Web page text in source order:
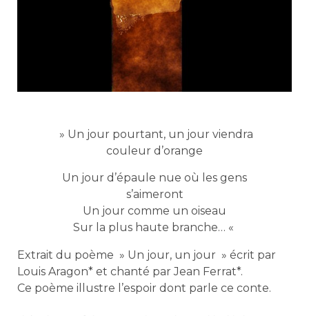
» Un jour pourtant, un jour viendra
couleur d’orange
Un jour d’épaule nue où les gens
s’aimeront
Un jour comme un oiseau
Sur la plus haute branche… «
Extrait du poème » Un jour, un jour » écrit par
Louis Aragon* et chanté par Jean Ferrat*.
Ce poème illustre l’espoir dont parle ce conte.